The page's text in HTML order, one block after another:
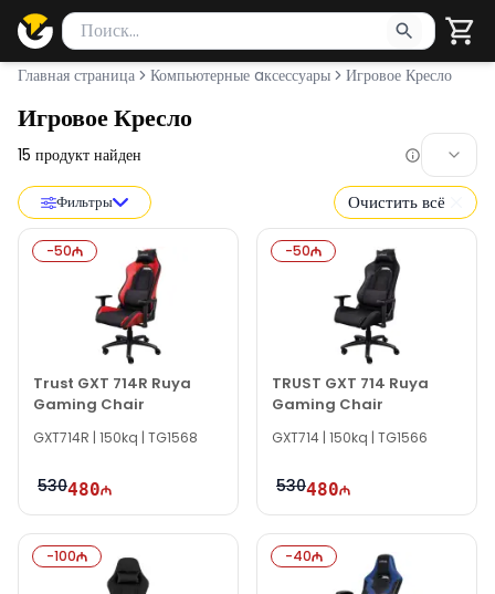
Поиск товаров
Введите минимум 2 символа для поиска. Нажмите Enter
Главная страница Компьютерные aксессуары Игровое Кресло
Игровое Кресло
15 продукт найден
Фильтры Очистить всё
-50
Trust GXT 714R Ruya
Gaming Chair
GXT714R | 150kq | TG1568
530480
-50
TRUST GXT 714 Ruya
Gaming Chair
GXT714 | 150kq | TG1566
530480
-100 -40